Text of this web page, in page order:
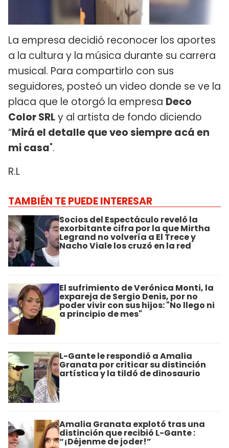
La empresa decidió reconocer los aportes
a la cultura y la música durante su carrera
musical. Para compartirlo con sus
seguidores, posteó un video donde se ve la
placa que le otorgó la empresa Deco
Color SRLy al artista de fondo diciendo
“Mirá el detalle que veo siempre acá en
mi casa".
R.L
TAMBIÉN TE PUEDE INTERESAR
Socios del Espectáculo reveló la
exorbitante cifra por la que Mirtha
Legrand no volvería a El Trece y
Nacho Viale los cruzó en la red
El sufrimiento de Verónica Monti, la
expareja de Sergio Denis, por no
poder vivir con sus hijos: "No llego ni
a principio de mes"
L-Gante le respondió a Amalia
Granata por criticar su distinción
artística y la tildó de dinosaurio
Amalia Granata explotó tras una
distinción que recibió L-Gante :
“¡Déjenme de joder!”